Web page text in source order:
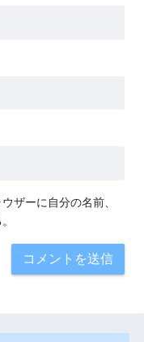
ザーに自分の名前、